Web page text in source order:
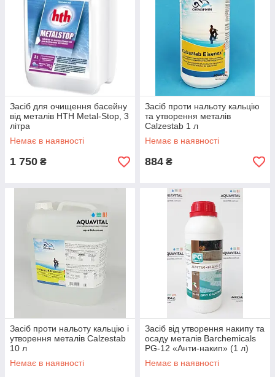
Засіб для очищення басейну
від металів HTH Metal-Stop, 3
літра
Немає в наявності
1 750 ₴
Засіб проти нальоту кальцію
та утворення металів
Calzestab 1 л
Немає в наявності
884 ₴
Засіб проти нальоту кальцію і
утворення металів Calzestab
10 л
Немає в наявності
Засіб від утворення накипу та
осаду металів Barchemicals
PG-12 «Анти-накип» (1 л)
Немає в наявності